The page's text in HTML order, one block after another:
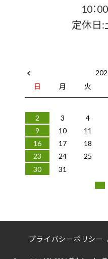
10：
定休日:
日
月 火
2
3 4
9
10 11
16
17 18
23
24 25
30
31
プライバシーポリシー